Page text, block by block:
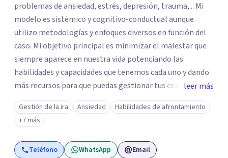
problemas de ansiedad, estrés, depresión, trauma,... Mi
modelo es sistémico y cognitivo-conductual aunque
utilizo metodologías y enfoques diversos en función del
caso. Mi objetivo principal es minimizar el malestar que
siempre aparece en nuestra vida potenciando las
habilidades y capacidades que tenemos cada uno y dando
más recursos para que puedas gestionar tus conflictos.
Cada sesión individual es de aproximadamente 60
minutos. En la primera cita, ya sea online o presencial,
nos conoceremos y comenzaremos la evaluación y
estableceremos los objetivos en los que vamos a
trabajar.
leer más
Gestión de la ira Ansiedad
Habilidades de afrontamiento
+7 más
Teléfono WhatsApp Email